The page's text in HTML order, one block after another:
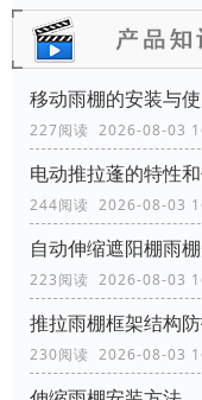
移动雨棚的安装与
227阅读 2026-08-03
电动推拉蓬的特性
244阅读 2026-08-03
自动伸缩遮阳棚雨
223阅读 2026-08-03
推拉雨棚框架结构
230阅读 2026-08-03